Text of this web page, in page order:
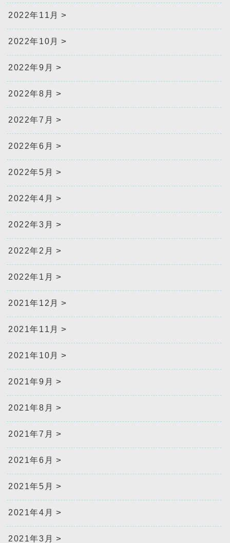
2022年11月
2022年10月
2022年9月
2022年8月
2022年7月
2022年6月
2022年5月
2022年4月
2022年3月
2022年2月
2022年1月
2021年12月
2021年11月
2021年10月
2021年9月
2021年8月
2021年7月
2021年6月
2021年5月
2021年4月
2021年3月